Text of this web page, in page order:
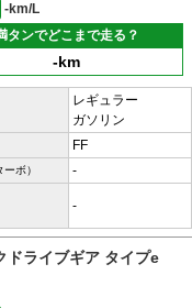
-km/L
タンでどこまで走る？
-km
レギュラー
ガソリン
FF
ボ） -
-
ドライブギア タイプe